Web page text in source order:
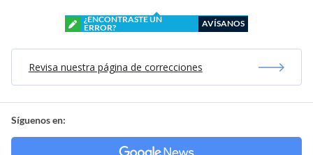
¿ENCONTRASTE UN
ERROR?
AVÍSANOS
Revisa nuestra página de correcciones
Síguenos en: